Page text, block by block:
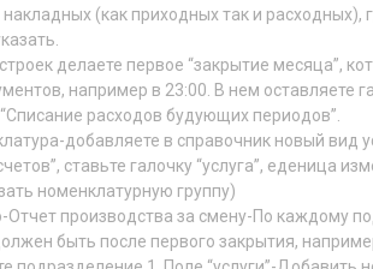
накладных (как приходных так и расходных),
делаете первое “закрытие месяца”,
например в 23:00. В нем оставляете
расходов будующих периодов”.
добавляете в справочник новый вид
ставьте галочку “услуга”, еденица
номенклатурную группу)
Отчет производства за смену-По каждому
быть после первого закрытия,